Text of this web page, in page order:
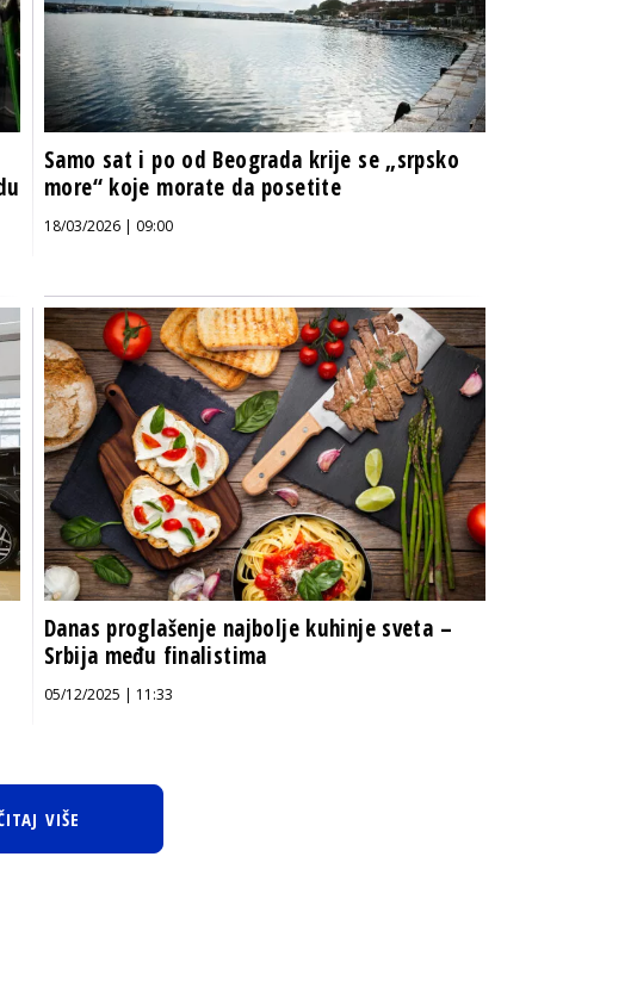
Samo sat i po od Beograda krije se „srpsko
more“ koje morate da posetite
18/03/2026 | 09:00
Danas proglašenje najbolje kuhinje sveta –
Srbija među finalistima
05/12/2025 | 11:33
VIŠE